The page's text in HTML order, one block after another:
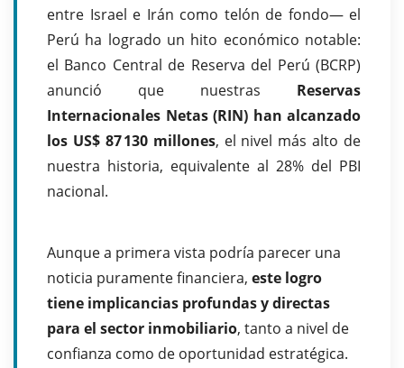
entre Israel e Irán como telón de fondo— el
Perú ha logrado un hito económico notable:
el Banco Central de Reserva del Perú (BCRP)
anunció que nuestras Reservas
Internacionales Netas (RIN) han alcanzado
los US$ 87 130 millones, el nivel más alto de
nuestra historia, equivalente al 28% del PBI
nacional.
Aunque a primera vista podría parecer una
noticia puramente financiera, este logro
tiene implicancias profundas y directas
para el sector inmobiliario, tanto a nivel de
confianza como de oportunidad estratégica.